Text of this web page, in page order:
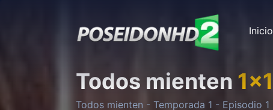
Inicio
Todos mienten 1x1
Todos mienten - Temporada 1 - Episodio 1